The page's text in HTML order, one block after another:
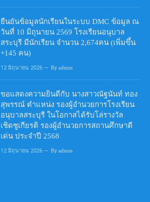
ยืนยันข้อมูลนักเรียนในระบบ DMC ข้อมูล ณ
วันที่ 10 มิถุนายน 2569 โรงเรียนอนุบาล
สระบุรี มีนักเรียน จำนวน 2,674คน (เพิ่มขึ้น
+145 คน)
12 มิถุนายน 2026 By admin
ขอแสดงความยินดีกับ นางสาวณัฐนันท์ ทอง
สุพรรณ์ ตำแหน่ง รองผู้อำนวยการโรงเรียน
อนุบาลสระบุรี ในโอกาสได้รับโล่รางวัล
เชิดชูเกียรติ รองผู้อำนวยการสถานศึกษาดี
เด่น ประจำปี 2568
12 มิถุนายน 2026 By admin